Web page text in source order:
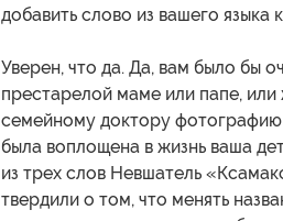
добавить слово из вашего
Уверен, что да. Да, вам было бы
престарелой маме или папе, или
семейному доктору
была воплощена в жизнь ваша
из трех слов Невшатель
твердили о том, что менять